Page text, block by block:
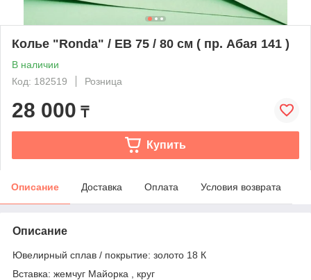
Колье "Ronda" / EB 75 / 80 см ( пр. Абая 141 )
В наличии
Код: 182519
Розница
28 000 ₸
Купить
Описание Доставка Оплата Условия возврата
Описание
Ювелирный сплав / покрытие: золото 18 К
Вставка: жемчуг Майорка , круг